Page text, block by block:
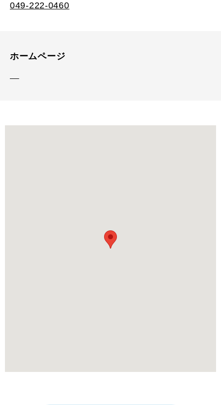
049-222-0460
ホームページ